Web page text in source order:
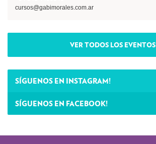
cursos@gabimorales.com.ar
VER TODOS LOS EVENTOS
SÍGUENOS EN INSTAGRAM!
SÍGUENOS EN FACEBOOK!